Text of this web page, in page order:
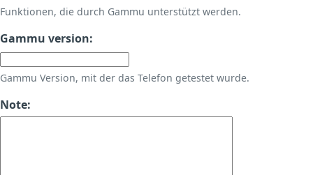
Funktionen, die durch Gammu unterstützt werden.
Gammu version:
Gammu Version, mit der das Telefon getestet wurde.
Note: